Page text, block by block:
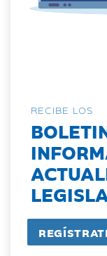
RECIBE LOS